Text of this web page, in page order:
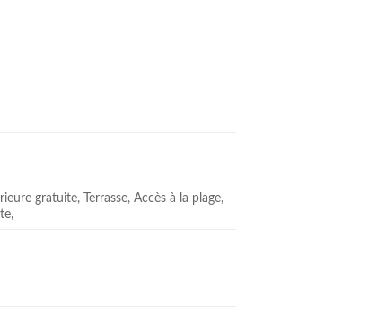
gratuite, Terrasse, Accès à la plage,